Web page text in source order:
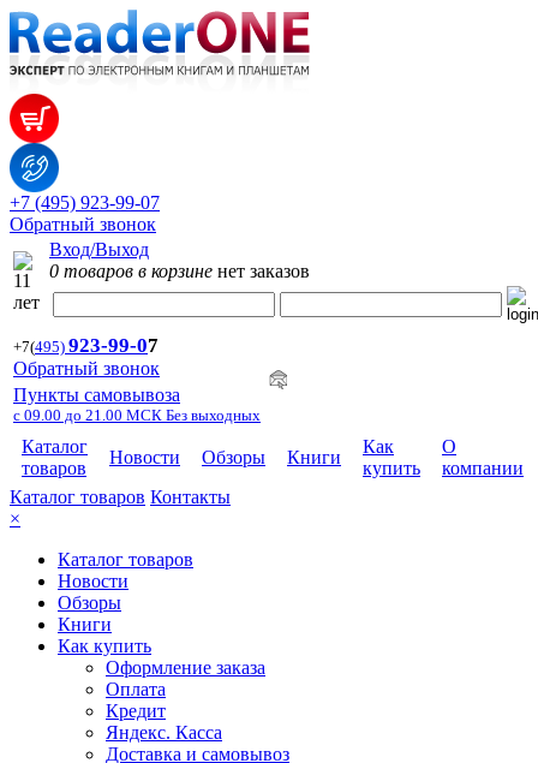
+7 (495) 923-99-07
Обратный звонок
Вход/Выход
0 товаров в корзине нет заказов
+7(495) 923-99-07
Обратный звонок
Пункты самовывоза
с 09.00 до 21.00 МСК Без выходных
Каталог
товаров
Новости Обзоры Книги
Как
купить
О
компании
Каталог товаров Контакты
×
Каталог товаров
Новости
Обзоры
Книги
Как купить
Оформление заказа
Оплата
Кредит
Яндекс. Касса
Доставка и самовывоз